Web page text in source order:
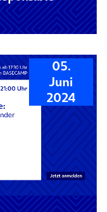
05.
Juni
2024